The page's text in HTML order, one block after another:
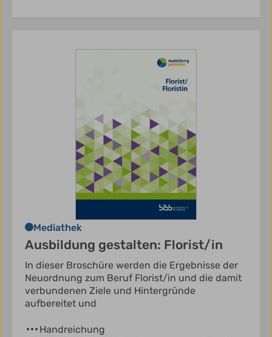
Mediathek
Ausbildung gestalten: Florist/in
In dieser Broschüre werden die Ergebnisse der
Neuordnung zum Beruf Florist/in und die damit
verbundenen Ziele und Hintergründe
aufbereitet und
Handreichung